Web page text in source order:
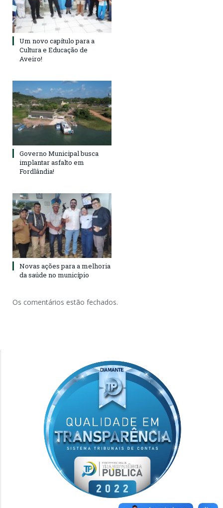
Um novo capítulo para a
Cultura e Educação de
Aveiro!
Governo Municipal busca
implantar asfalto em
Fordlândia!
Novas ações para a melhoria
da saúde no município
Os comentários estão fechados.